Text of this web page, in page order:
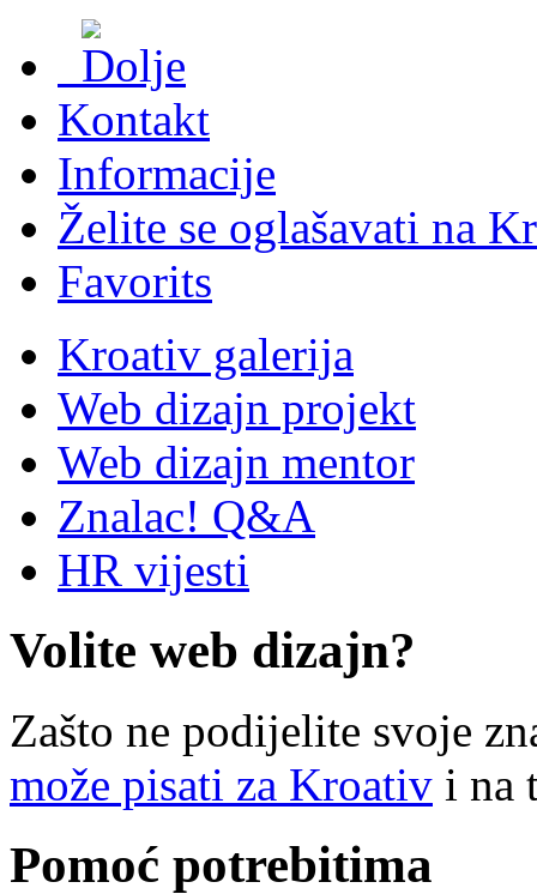
Kontakt
Informacije
Želite se oglašavati na
Favorits
Kroativ galerija
Web dizajn projekt
Web dizajn mentor
Znalac! Q&A
HR vijesti
Volite web dizajn?
Zašto ne podijelite svoje
može pisati za Kroativ i na
Pomoć potrebitima